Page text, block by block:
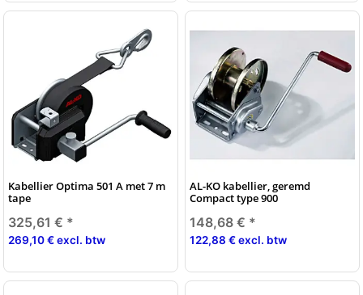
Kabellier Optima 501 A met 7 m
tape
325,61 € *
269,10 € excl. btw
AL-KO kabellier, geremd
Compact type 900
148,68 € *
122,88 € excl. btw